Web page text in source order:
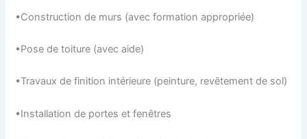
•Construction de murs (avec formation appropriée)
•Pose de toiture (avec aide)
•Travaux de finition intérieure (peinture, revêtement de sol)
•Installation de portes et fenêtres